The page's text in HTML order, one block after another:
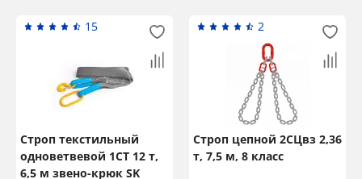
15
Строп текстильный
одноветвевой 1СТ 12 т,
6,5 м звено-крюк SK
2
Строп цепной 2СЦвз 2,36
т, 7,5 м, 8 класс